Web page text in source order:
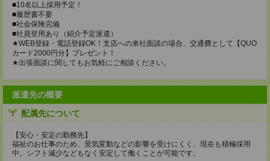
■10名以上採用予定！
■履歴書不要
■社会保険完備
■社員登用あり（紹介予定派遣）
★WEB登録・電話登録OK！支店への来社面談の場合、交通費として【QUO
カード2000円分】プレゼント！
★出張面談に関してもお気軽にご相談ください。
派遣先の概要
配属先について
【安心・安定の勤務先】
福祉のお仕事のため、景気変動などの影響を受けにくく、現在も積極採用
中。シフト減少などもなく安定して働くことが可能です。